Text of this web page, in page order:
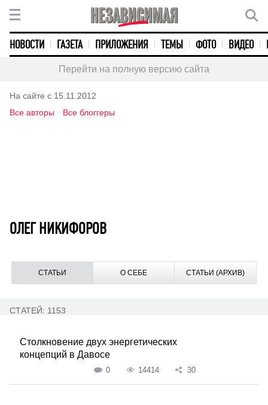
НОВОСТИ ГАЗЕТА ПРИЛОЖЕНИЯ ТЕМЫ ФОТО ВИДЕО
Перейти на полную версию сайта
На сайте с 15.11.2012
Все авторы
Все блоггеры
ОЛЕГ НИКИФОРОВ
СТАТЬИ О СЕБЕ СТАТЬИ (АРХИВ)
СТАТЕЙ: 1153
Столкновение двух энергетических
концепций в Давосе
0 14414 30